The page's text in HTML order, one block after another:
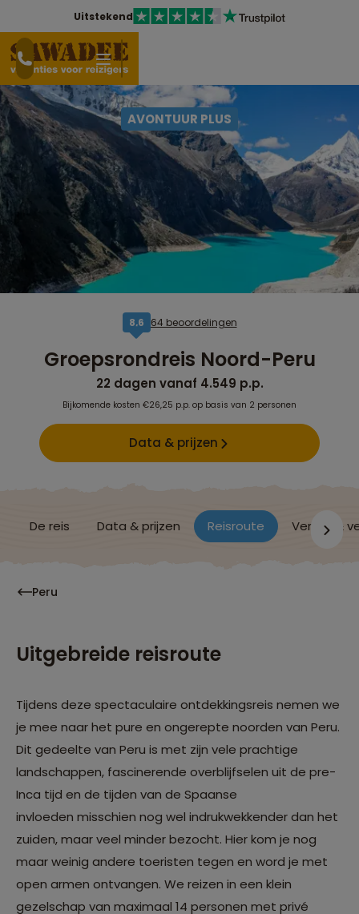
Uitstekend
AVONTUUR PLUS
8,6 64 beoordelingen
Groepsrondreis Noord-Peru
22 dagen vanaf 4.549 p.p.
Bijkomende kosten €26,25 p.p. op basis van 2 personen
Data & prijzen
De reis Data & prijzen Reisroute Verblijf &
Peru
Uitgebreide reisroute
Tijdens deze spectaculaire ontdekkingsreis nemen we
je mee naar het pure en ongerepte noorden van Peru.
Dit gedeelte van Peru is met zijn vele prachtige
landschappen, fascinerende overblijfselen uit de pre-
Inca tijd en de tijden van de Spaanse
invloeden misschien nog wel indrukwekkender dan het
zuiden, maar veel minder bezocht. Hier kom je nog
maar weinig andere toeristen tegen en word je met
open armen ontvangen. We reizen in een klein
gezelschap van maximaal 14 personen met privé